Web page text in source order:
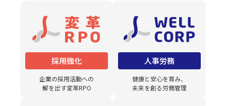
採用強化
企業の採用活動への
解を出す変革RPO
人事労務
健康と安心を育み、
未来を創る労務管理
また、仕事内容や役割が十分に明確化されていない場合
や、職場の人間関係が希薄である場合も、早期離職を引き
起こす要因として見過ごせません。
参考：新規大卒就職者の事業所規模別就職後３年以内の離
職率の推移 | 厚生労働省
業種別離職率は「宿泊・飲食サービス業」が最